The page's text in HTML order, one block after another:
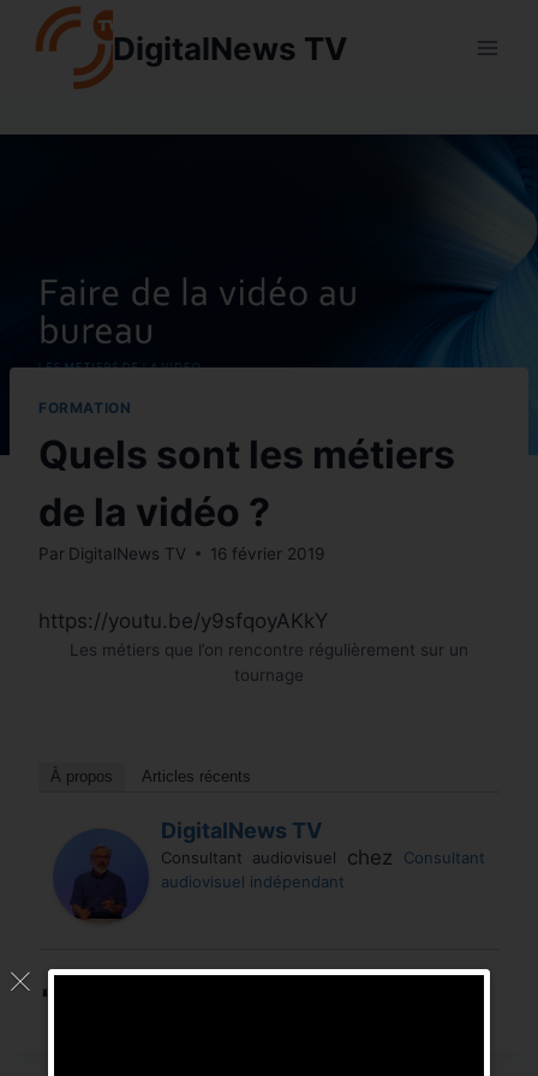
contenu
DigitalNews TV
FORMATION
Quels sont les métiers
de la vidéo ?
Par DigitalNews TV 16 février 2019
https://youtu.be/y9sfqoyAKkY
Les métiers que l’on rencontre régulièrement sur un
tournage
À propos Articles récents
DigitalNews TV
Consultant audiovisuel chez
Consultant
audiovisuel indépendant